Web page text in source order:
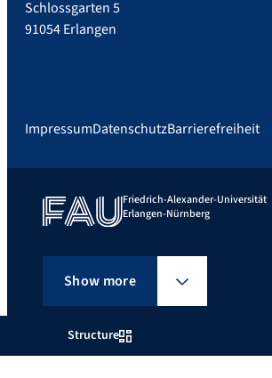
Structure
Schlossgarten 5
91054 Erlangen
ImpressumDatenschutzBarrierefreiheit
Friedrich-Alexander-Universität
Erlangen-Nürnberg
Show more